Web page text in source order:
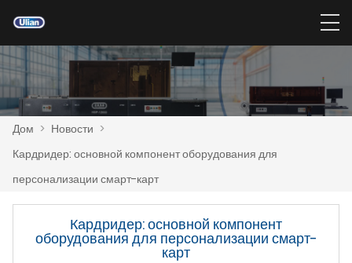
Дом > Новости >
Кардридер: основной компонент оборудования для
персонализации смарт-карт
Кардридер: основной компонент
оборудования для персонализации смарт-
карт